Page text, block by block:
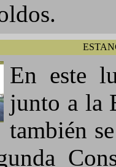
En este
junto a la
también